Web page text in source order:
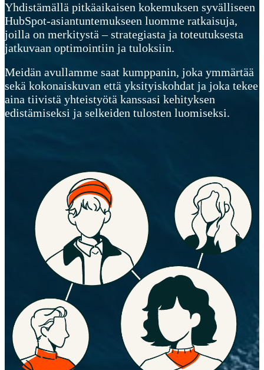
Yhdistämällä pitkäaikaisen kokemuksen syvälliseen
HubSpot-asiantuntemukseen luomme ratkaisuja,
joilla on merkitystä – strategiasta ja toteutuksesta
jatkuvaan optimointiin ja tuloksiin.
Meidän avullamme saat kumppanin, joka ymmärtää
sekä kokonaiskuvan että yksityiskohdat ja joka tekee
aina tiivistä yhteistyötä kanssasi kehityksen
edistämiseksi ja selkeiden tulosten luomiseksi.